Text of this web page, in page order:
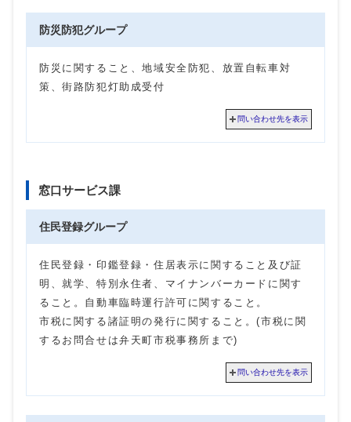
防災防犯グループ
防災に関すること、地域安全防犯、放置自転車対
策、街路防犯灯助成受付
問い合わせ先を表示
窓口サービス課
住民登録グループ
住民登録・印鑑登録・住居表示に関すること及び証
明、就学、特別永住者、マイナンバーカードに関す
ること。自動車臨時運行許可に関すること。
市税に関する諸証明の発行に関すること。(市税に関
するお問合せは弁天町市税事務所まで)
問い合わせ先を表示